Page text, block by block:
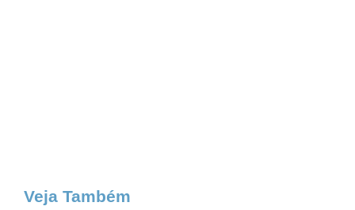
Veja Também